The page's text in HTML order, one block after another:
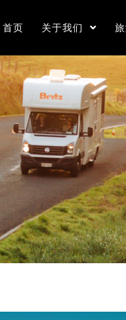
首页 关于我们